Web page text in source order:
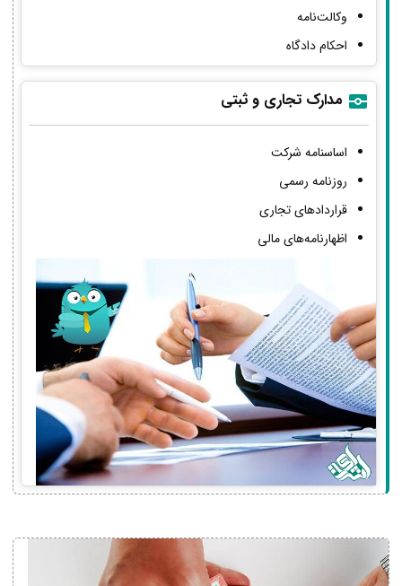
وکالت‌نامه
احکام دادگاه
مدارک تجاری و ثبتی
اساسنامه شرکت
روزنامه رسمی
قراردادهای تجاری
اظهارنامه‌های مالی